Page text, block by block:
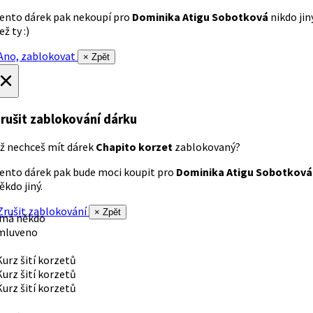
dárek pak nekoupí pro Dominika Atigu Sobotková nikdo
ty :)
zablokovat
× Zpět
zablokování dárku
nechceš mít dárek Chapito korzet zablokovaný?
dárek pak bude moci koupit pro Dominika Atigu Sobotková
jiný.
zablokování
× Zpět
někdo